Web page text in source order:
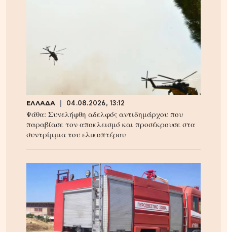
ΕΛΛΑΔΑ 04.08.2026, 13:12
Ψάθα: Συνελήφθη αδελφός αντιδημάρχου που
παραβίασε τον αποκλεισμό και προσέκρουσε στα
συντρίμμια του ελικοπτέρου